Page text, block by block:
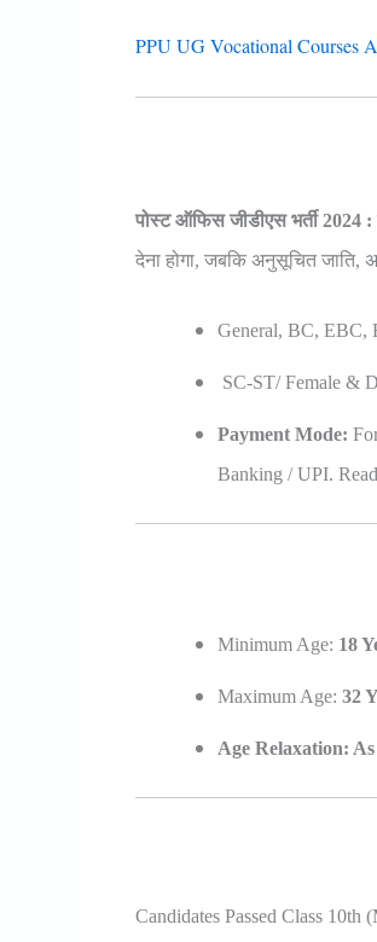
PPU UG Vocational Courses
पोस्ट ऑफिस जीडीएस भर्ती 2024 :
देना होगा, जबकि अनुसूचित
General, BC, EBC,
SC-ST/ Female &
Payment Mode:
Banking / UPI.
Minimum Age: 18
Maximum Age: 32
Age Relaxation:
Candidates Passed Class